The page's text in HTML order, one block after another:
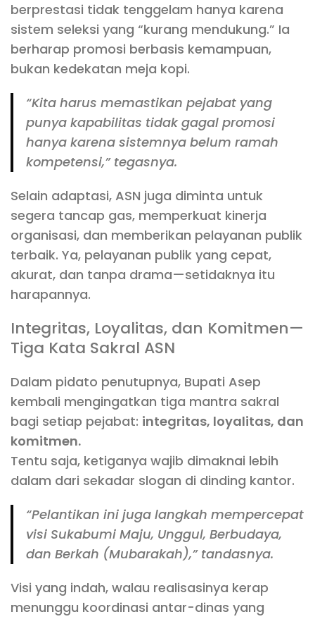
berprestasi tidak tenggelam hanya karena
sistem seleksi yang “kurang mendukung.” Ia
berharap promosi berbasis kemampuan,
bukan kedekatan meja kopi.
“Kita harus memastikan pejabat yang
punya kapabilitas tidak gagal promosi
hanya karena sistemnya belum ramah
kompetensi,” tegasnya.
Selain adaptasi, ASN juga diminta untuk
segera tancap gas, memperkuat kinerja
organisasi, dan memberikan pelayanan publik
terbaik. Ya, pelayanan publik yang cepat,
akurat, dan tanpa drama—setidaknya itu
harapannya.
Integritas, Loyalitas, dan Komitmen—
Tiga Kata Sakral ASN
Dalam pidato penutupnya, Bupati Asep
kembali mengingatkan tiga mantra sakral
bagi setiap pejabat: integritas, loyalitas, dan
komitmen.
Tentu saja, ketiganya wajib dimaknai lebih
dalam dari sekadar slogan di dinding kantor.
“Pelantikan ini juga langkah mempercepat
visi Sukabumi Maju, Unggul, Berbudaya,
dan Berkah (Mubarakah),” tandasnya.
Visi yang indah, walau realisasinya kerap
menunggu koordinasi antar-dinas yang